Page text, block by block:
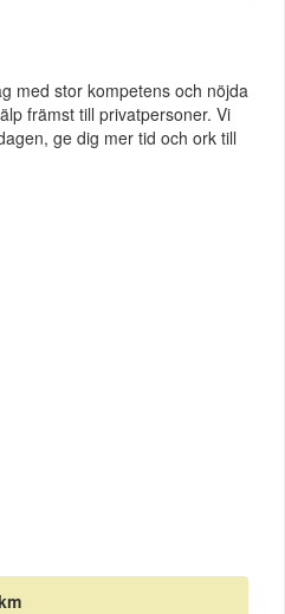
med stor kompetens och nöjda
främst till privatpersoner. Vi
ge dig mer tid och ork till